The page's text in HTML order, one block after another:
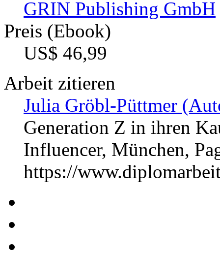
GRIN Publishing GmbH
Preis (Ebook)
US$ 46,99
Arbeit zitieren
Julia Gröbl-Püttmer
Generation Z in ihren
Influencer, München,
https://